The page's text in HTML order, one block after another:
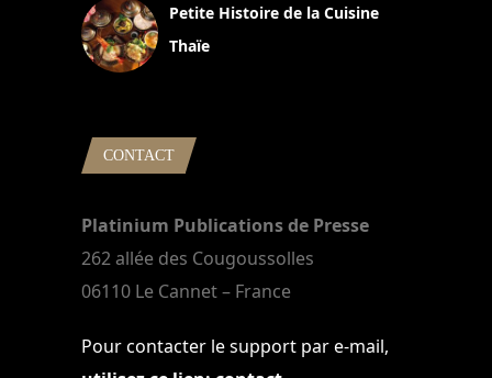
Petite Histoire de la Cuisine
Thaïe
CONTACT
Platinium Publications de Presse
262 allée des Cougoussolles
06110 Le Cannet – France
Pour contacter le support par e-mail,